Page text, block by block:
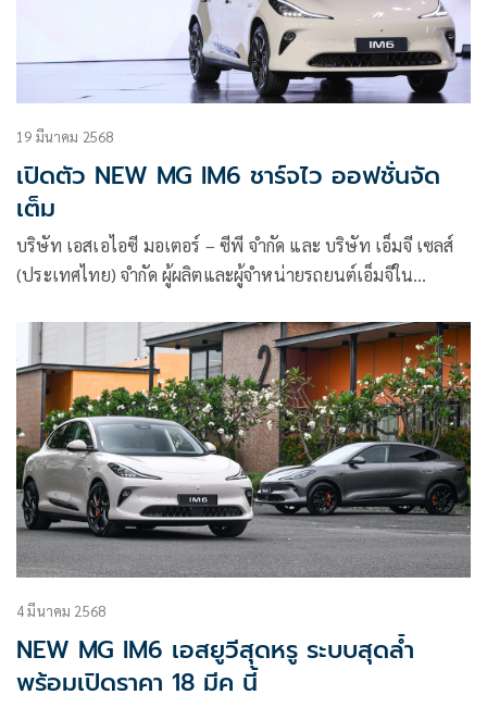
19 มีนาคม 2568
เปิดตัว NEW MG IM6 ชาร์จไว ออฟชั่นจัด
เต็ม
บริษัท เอสเอไอซี มอเตอร์ – ซีพี จำกัด และ บริษัท เอ็มจี เซลส์
(ประเทศไทย) จำกัด ผู้ผลิตและผู้จำหน่ายรถยนต์เอ็มจีใน
4 มีนาคม 2568
NEW MG IM6 เอสยูวีสุดหรู ระบบสุดล้ำ
พร้อมเปิดราคา 18 มีค นี้